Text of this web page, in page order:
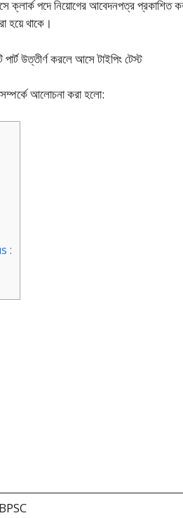
ক্লার্ক পদে নিয়োগের আবেদনপত্র
হয়ে থাকে।
উত্তীর্ণ করলে আসে টাইপিং টেস্ট
সম্পর্কে আলোচনা করা হলো:
: